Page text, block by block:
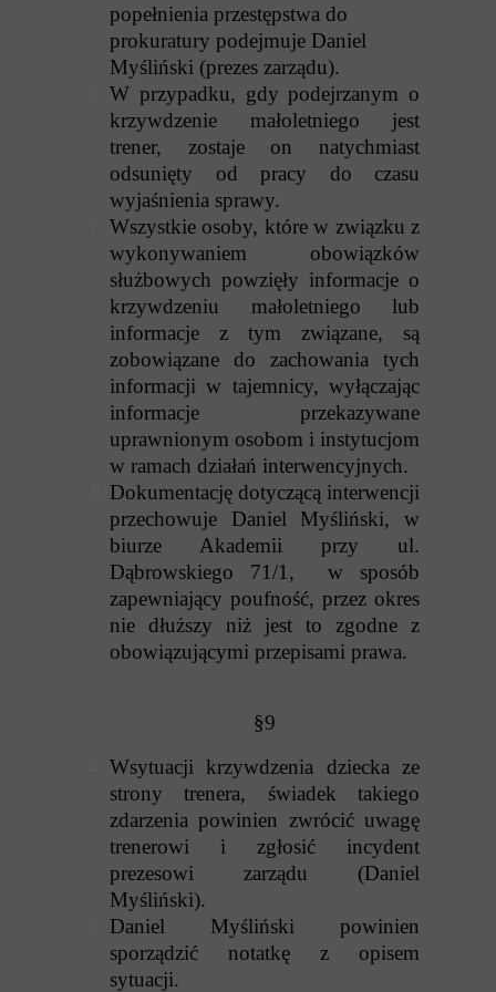
popełnienia przestępstwa do
prokuratury podejmuje Daniel
Myśliński (prezes zarządu).
W przypadku, gdy podejrzanym o
krzywdzenie małoletniego jest
trener, zostaje on natychmiast
odsunięty od pracy do czasu
wyjaśnienia sprawy.
Wszystkie osoby, które w związku z
wykonywaniem obowiązków
służbowych powzięły informacje o
krzywdzeniu małoletniego lub
informacje z tym związane, są
zobowiązane do zachowania tych
informacji w tajemnicy, wyłączając
informacje przekazywane
uprawnionym osobom i instytucjom
w ramach działań interwencyjnych.
Dokumentację dotyczącą interwencji
przechowuje Daniel Myśliński, w
biurze Akademii przy ul.
Dąbrowskiego 71/1, w sposób
zapewniający poufność, przez okres
nie dłuższy niż jest to zgodne z
obowiązującymi przepisami prawa.
§9
Wsytuacji krzywdzenia dziecka ze
strony trenera, świadek takiego
zdarzenia powinien zwrócić uwagę
trenerowi i zgłosić incydent
prezesowi zarządu (Daniel
Myśliński).
Daniel Myśliński powinien
sporządzić notatkę z opisem
sytuacji.